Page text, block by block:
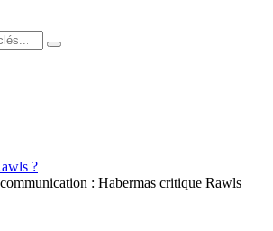
?
: Habermas critique Rawls